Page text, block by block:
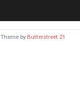
Theme by Butterstreet 21